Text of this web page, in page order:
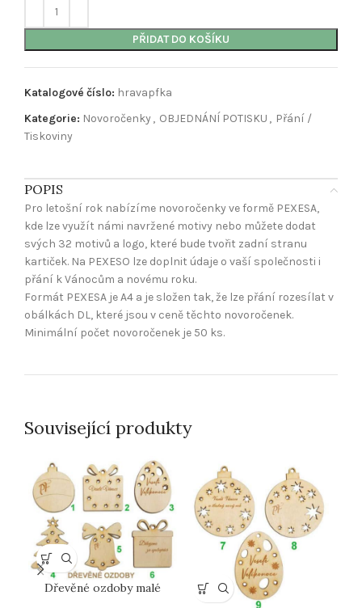
PŘIDAT DO KOŠÍKU
Katalogové číslo: hravapfka
Kategorie: Novoročenky, OBJEDNÁNÍ POTISKU , Přání /
Tiskoviny
POPIS
Pro letošní rok nabízíme novoročenky ve formě PEXESA,
kde lze využít námi navržené motivy nebo můžete dodat
svých 32 motivů a logo, které bude tvořit zadní stranu
kartiček. Na PEXESO lze doplnit údaje o vaší společnosti i
přání k Vánocům a novému roku.
Formát PEXESA je A4 a je složen tak, že lze přání rozesílat v
obálkách DL, které jsou v ceně těchto novoročenek.
Minimální počet novoročenek je 50 ks.
Související produkty
Dřevěné ozdoby malé